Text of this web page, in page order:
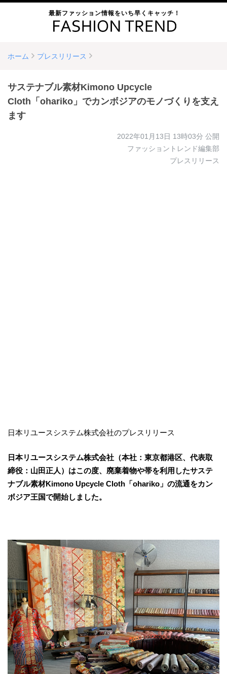
最新ファッション情報をいち早くキャッチ！
ホーム プレスリリース
サステナブル素材Kimono Upcycle
Cloth「ohariko」でカンボジアのモノづくりを支え
ます
2022年01月13日 13時03分 公開
ファッショントレンド編集部
プレスリリース
日本リユースシステム株式会社のプレスリリース
日本リユースシステム株式会社（本社：東京都港区、代表取
締役：山田正人）はこの度、廃棄着物や帯を利用したサステ
ナブル素材Kimono Upcycle Cloth「ohariko」の流通をカン
ボジア王国で開始しました。